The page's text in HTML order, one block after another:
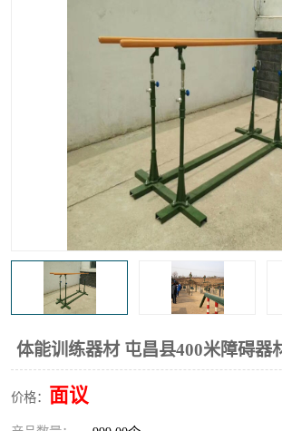
体能训练器材 屯昌县400米障碍器
价格： 面议